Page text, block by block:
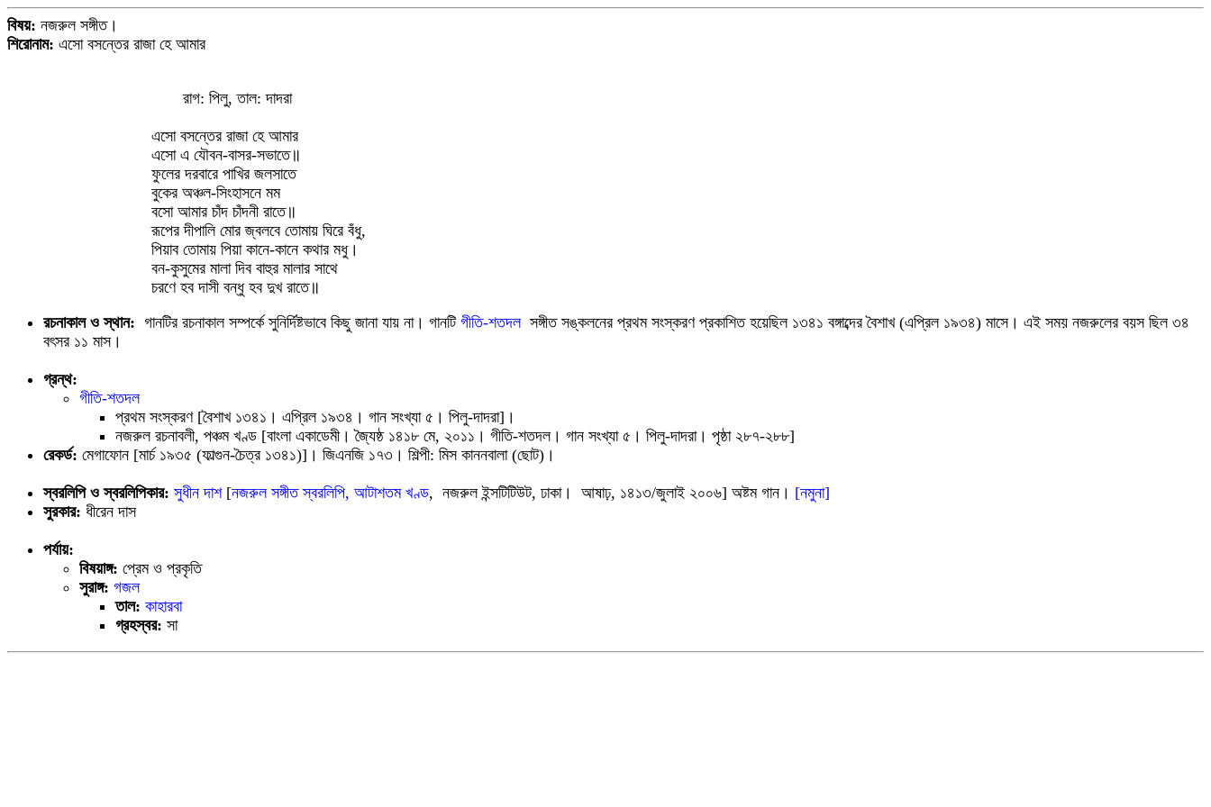
বিষয়: নজরুল সঙ্গীত।
শিরোনাম: এসো বসন্তের রাজা হে আমার
রাগ: পিলু, তাল: দাদরা
এসো বসন্তের রাজা হে আমার
এসো এ যৌবন-বাসর-সভাতে॥
ফুলের দরবারে পাখির জলসাতে
বুকের অঞ্চল-সিংহাসনে মম
বসো আমার চাঁদ চাঁদনী রাতে॥
রূপের দীপালি মোর জ্বলবে তোমায় ঘিরে বঁধু,
পিয়াব তোমায় পিয়া কানে-কানে কথার মধু।
বন-কুসুমের মালা দিব বাহুর মালার সাথে
চরণে হব দাসী বন্ধু হব দুখ রাতে॥
রচনাকাল ও স্থান: গানটির রচনাকাল সম্পর্কে সুনির্দিষ্টভাবে কিছু জানা যায় না। গানটি গীতি-শতদল সঙ্গীত সঙ্কলনের প্রথম সংস্করণ প্রকাশিত হয়েছিল ১৩৪১ বঙ্গাব্দের বৈশাখ (এপ্রিল ১৯৩৪) মাসে। এই সময় নজরুলের বয়স ছিল ৩৪
বৎসর ১১ মাস।
গ্রন্থ:
গীতি-শতদল
প্রথম সংস্করণ [বৈশাখ ১৩৪১। এপ্রিল ১৯৩৪। গান সংখ্যা ৫। পিলু-দাদরা]।
নজরুল রচনাবলী, পঞ্চম খণ্ড [বাংলা একাডেমী। জ্যৈষ্ঠ ১৪১৮ মে, ২০১১। গীতি-শতদল। গান সংখ্যা ৫। পিলু-দাদরা। পৃষ্ঠা ২৮৭-২৮৮]
রেকর্ড: মেগাফোন [মার্চ ১৯৩৫ (ফাল্গুন-চৈত্র ১৩৪১)]। জিএনজি ১৭৩। শিল্পী: মিস কাননবালা (ছোট)।
স্বরলিপি ও স্বরলিপিকার: সুধীন দাশ[নজরুল সঙ্গীত স্বরলিপি, আটাশতম খণ্ড, নজরুল ইন্সটিটিউট, ঢাকা। আষাঢ়, ১৪১৩/জুলাই ২০০৬] অষ্টম গান। [নমুনা]
সুরকার: ধীরেন দাস
পর্যায়:
বিষয়াঙ্গ: প্রেম ও প্রকৃতি
সুরাঙ্গ: গজল
তাল: কাহারবা
গ্রহস্বর: সা